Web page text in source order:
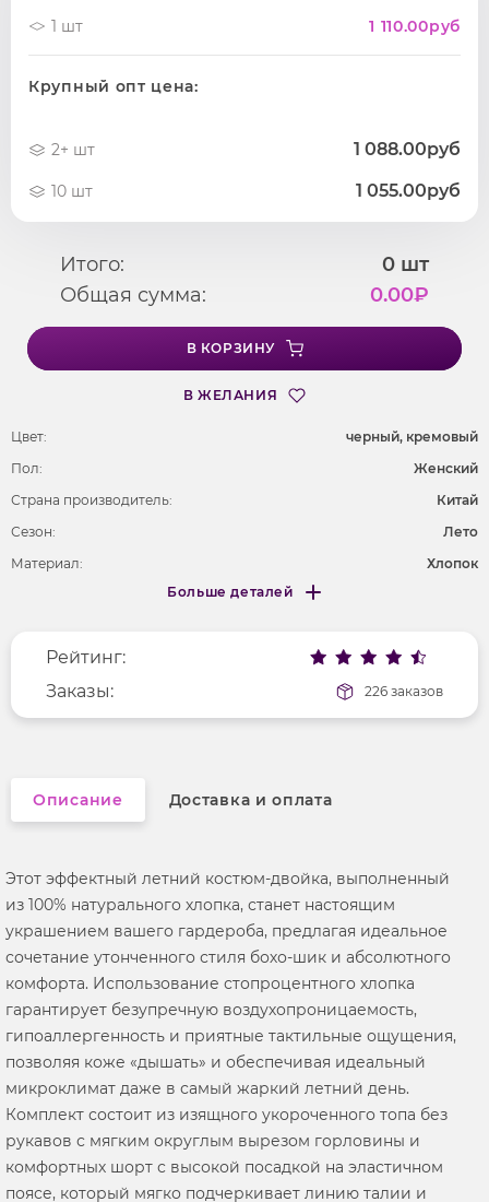
1 шт 1 110.00руб
Крупный опт цена:
2+ шт 1 088.00руб
10 шт 1 055.00руб
Итого: 0 шт
Общая сумма:
0.00₽
В КОРЗИНУ
В ЖЕЛАНИЯ
Цвет:
черный, кремовый
Пол:
Женский
Страна производитель:
Китай
Сезон:
Лето
Материал:
Хлопок
Фактура материала
вязаный
Длина рукава
без рукавов
Вырез горловины
округлый
Больше деталей
Меньше деталей
Рейтинг:
Заказы:
226 заказов
Описание Доставка и оплата
Этот эффектный летний костюм-двойка, выполненный
из 100% натурального хлопка, станет настоящим
украшением вашего гардероба, предлагая идеальное
сочетание утонченного стиля бохо-шик и абсолютного
комфорта. Использование стопроцентного хлопка
гарантирует безупречную воздухопроницаемость,
гипоаллергенность и приятные тактильные ощущения,
позволяя коже «дышать» и обеспечивая идеальный
микроклимат даже в самый жаркий летний день.
Комплект состоит из изящного укороченного топа без
рукавов с мягким округлым вырезом горловины и
комфортных шорт с высокой посадкой на эластичном
поясе, который мягко подчеркивает линию талии и